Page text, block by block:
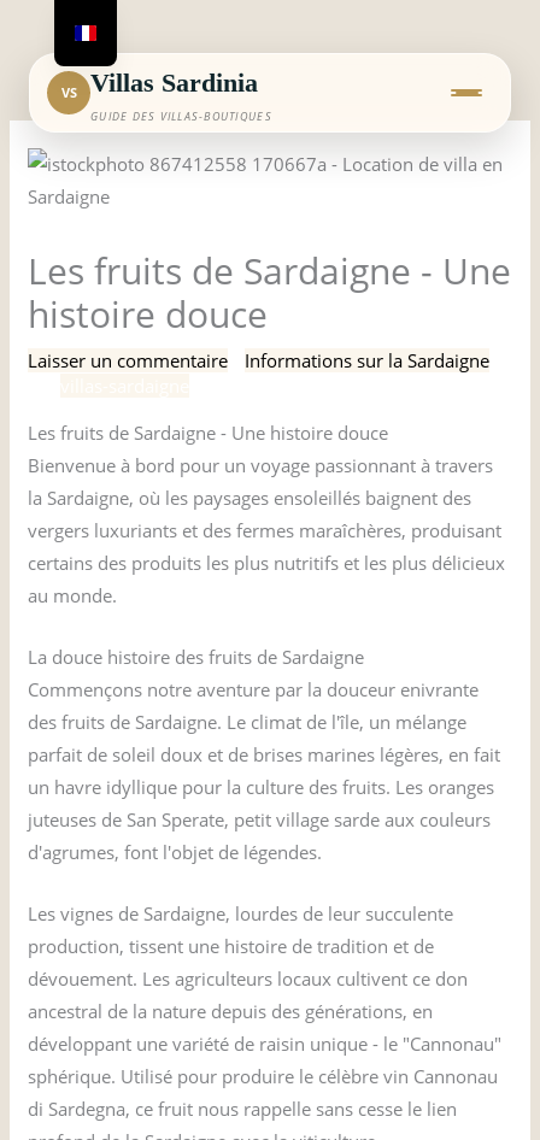
contenu
VS Villas Sardinia
GUIDE DES VILLAS-BOUTIQUES
Les fruits de Sardaigne - Une
histoire douce
Laisser un commentaire Informations sur la Sardaigne
Les fruits de Sardaigne - Une histoire douce
Bienvenue à bord pour un voyage passionnant à travers
la Sardaigne, où les paysages ensoleillés baignent des
vergers luxuriants et des fermes maraîchères, produisant
certains des produits les plus nutritifs et les plus délicieux
au monde.
La douce histoire des fruits de Sardaigne
Commençons notre aventure par la douceur enivrante
des fruits de Sardaigne. Le climat de l'île, un mélange
parfait de soleil doux et de brises marines légères, en fait
un havre idyllique pour la culture des fruits. Les oranges
juteuses de San Sperate, petit village sarde aux couleurs
d'agrumes, font l'objet de légendes.
Les vignes de Sardaigne, lourdes de leur succulente
production, tissent une histoire de tradition et de
dévouement. Les agriculteurs locaux cultivent ce don
ancestral de la nature depuis des générations, en
développant une variété de raisin unique - le "Cannonau"
sphérique. Utilisé pour produire le célèbre vin Cannonau
di Sardegna, ce fruit nous rappelle sans cesse le lien